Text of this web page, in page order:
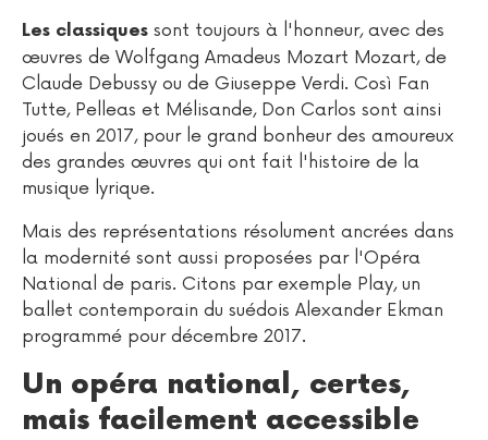
Les classiques sont toujours à l'honneur, avec des
œuvres de Wolfgang Amadeus Mozart Mozart, de
Claude Debussy ou de Giuseppe Verdi. Così Fan
Tutte, Pelleas et Mélisande, Don Carlos sont ainsi
joués en 2017, pour le grand bonheur des amoureux
des grandes œuvres qui ont fait l'histoire de la
musique lyrique.
Mais des représentations résolument ancrées dans
la modernité sont aussi proposées par l'Opéra
National de paris. Citons par exemple Play, un
ballet contemporain du suédois Alexander Ekman
programmé pour décembre 2017.
Un opéra national, certes,
mais facilement accessible